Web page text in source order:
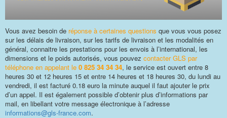
Vous avez besoin de réponse à certaines questions que vous vous posez
sur les délais de livraison, sur les tarifs de livraison et les modalités en
général, connaitre les prestations pour les envois à l’international, les
dimensions et le poids autorisés, vous pouvez contacter GLS par
téléphone en appelant le 0 825 34 34 34, le service est ouvert entre 8
heures 30 et 12 heures 15 et entre 14 heures et 18 heures 30, du lundi au
vendredi, il est facturé 0.18 euro la minute auquel il faut ajouter le prix
d’un appel. Il est également possible d’obtenir plus d’informations par
mail, en libellant votre message électronique à l’adresse
informations@gls-france.com.